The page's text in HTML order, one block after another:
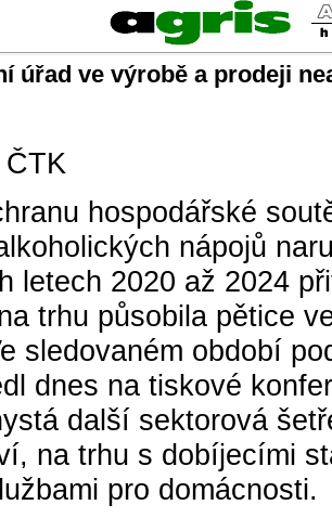
úřad ve výrobě a prodeji
hospodářské
nápojů
letech 2020 až 2024
trhu působila pětice
sledovaném období
dnes na tiskové
další sektorová
na trhu s dobíjecími
pro domácnosti.